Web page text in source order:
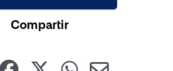
Compartir